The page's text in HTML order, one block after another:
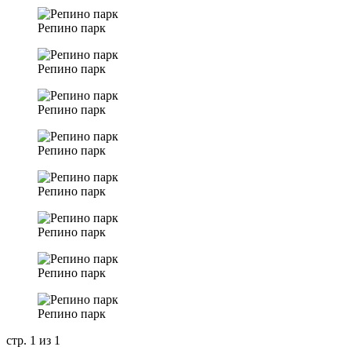
Репино парк
Репино парк
Репино парк
Репино парк
Репино парк
Репино парк
Репино парк
Репино парк
стр. 1 из 1